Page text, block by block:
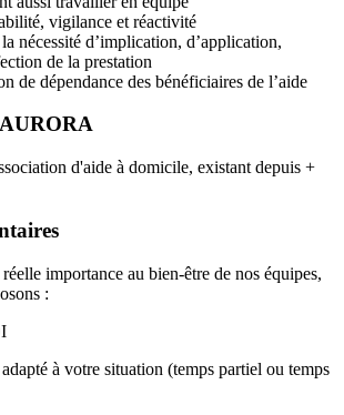
vigilance et réactivité
nécessité d’implication, d’application,
de la prestation
de dépendance des bénéficiaires de l’aide
AURORA
d'aide à domicile, existant depuis +
importance au bien-être de nos équipes,
:
à votre situation (temps partiel ou temps